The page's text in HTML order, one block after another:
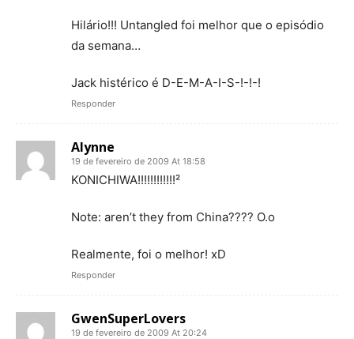
Hilário!!! Untangled foi melhor que o episódio
da semana…
Jack histérico é D-E-M-A-I-S-!-!-!
Responder
Alynne
19 de fevereiro de 2009 At 18:58
KONICHIWA!!!!!!!!!!!!²
Note: aren’t they from China???? O.o
Realmente, foi o melhor! xD
Responder
GwenSuperLovers
19 de fevereiro de 2009 At 20:24